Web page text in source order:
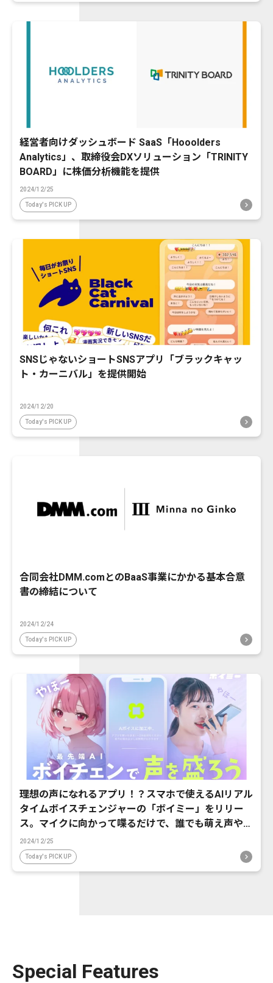
経営者向けダッシュボード SaaS「Hooolders
Analytics」、取締役会DXソリューション「TRINITY
BOARD」に株価分析機能を提供
2024/12/25
Today's PICK UP
SNSじゃないショートSNSアプリ「ブラックキャッ
ト・カーニバル」を提供開始
2024/12/20
Today's PICK UP
合同会社DMM.comとのBaaS事業にかかる基本合意
書の締結について
2024/12/24
Today's PICK UP
理想の声になれるアプリ！？スマホで使えるAIリアル
タイムボイスチェンジャーの「ボイミー」をリリー
ス。マイクに向かって喋るだけで、誰でも萌え声やイ
ケボ風に音声変換が可能に。
2024/12/25
Today's PICK UP
Special Features